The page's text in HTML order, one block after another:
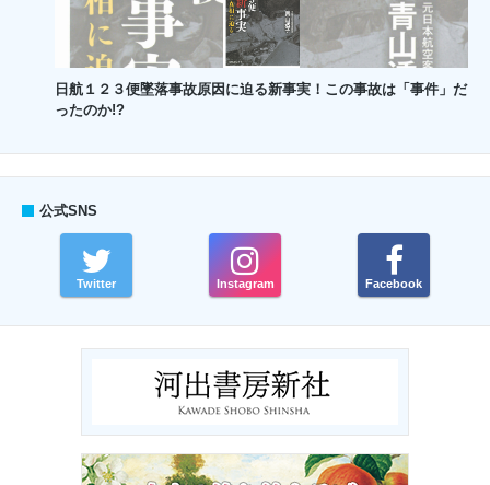
日航１２３便墜落事故原因に迫る新事実！この事故は「事件」だ
ったのか!?
公式SNS
Twitter Instagram Facebook